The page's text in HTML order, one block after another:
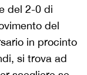
del 2-0 di
del
in procinto
si trova ad